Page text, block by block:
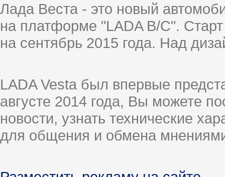
Лада Веста - это новый
на платформе "LADA B/C".
на сентябрь 2015 года. Над
LADA Vesta был впервые
августе 2014 года, Вы можете
новости, узнать технические
для общения и обмена